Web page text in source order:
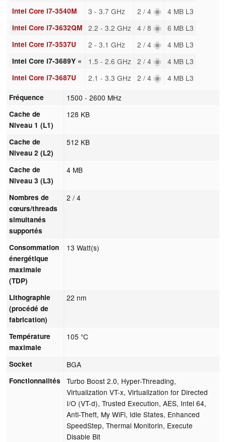
Intel Core i7-3540M 3 - 3.7 GHz 2 / 4 4 MB L3
Intel Core i7-3632QM 2.2 - 3.2 GHz 4 / 8 6 MB L3
Intel Core i7-3537U 2 - 3.1 GHz 2 / 4 4 MB L3
Intel Core i7-3689Y « 1.5 - 2.6 GHz 2 / 4 4 MB L3
Intel Core i7-3687U 2.1 - 3.3 GHz 2 / 4 4 MB L3
Fréquence 1500 - 2600 MHz
Cache de
Niveau 1 (L1)
128 KB
Cache de
Niveau 2 (L2)
512 KB
Cache de
Niveau 3 (L3)
4 MB
Nombres de
cœurs/threads
simultanés
supportés
2 / 4
Consommation
énergétique
maximale
(TDP)
13 Watt(s)
Lithographie
(procédé de
fabrication)
22 nm
Température
maximale
105 °C
Socket BGA
Fonctionnalités
Turbo Boost 2.0, Hyper-Threading,
Virtualization VT-x, Virtualization for Directed
I/O (VT-d), Trusted Execution, AES, Intel 64,
Anti-Theft, My WiFi, Idle States, Enhanced
SpeedStep, Thermal Monitorin, Execute
Disable Bit